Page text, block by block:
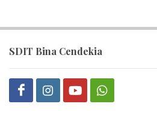
SDIT Bina Cendekia